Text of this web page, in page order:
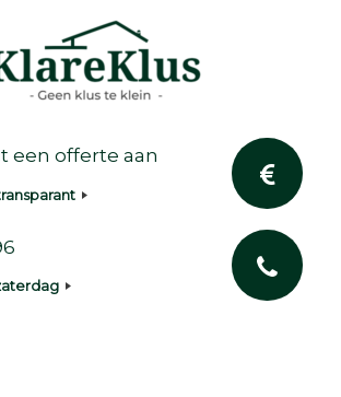
een offerte aan